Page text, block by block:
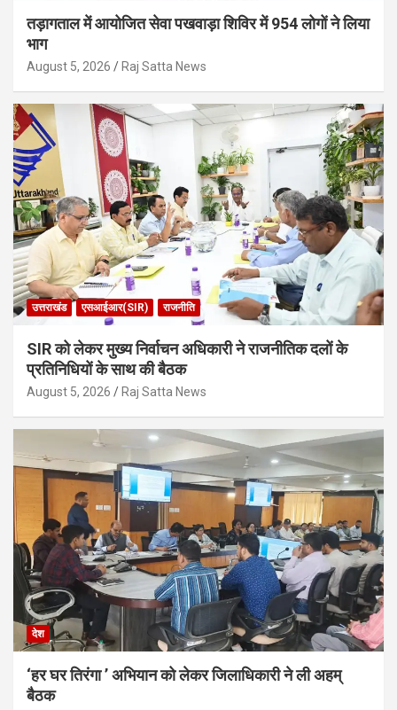
तड़ागताल में आयोजित सेवा पखवाड़ा शिविर में 954 लोगों ने लिया
भाग
August 5, 2026 Raj Satta News
उत्तराखंड एसआईआर(SIR) राजनीति
SIR को लेकर मुख्य निर्वाचन अधिकारी ने राजनीतिक दलों के
प्रतिनिधियों के साथ की बैठक
August 5, 2026 Raj Satta News
देश
‘हर घर तिरंगा ’ अभियान को लेकर जिलाधिकारी ने ली अहम्
बैठक